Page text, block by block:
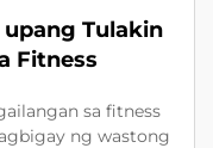
Tulakin
Fitness
sa fitness
ng wastong